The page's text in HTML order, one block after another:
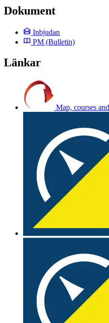
Dokument
Inbjudan
PM (Bulletin)
Länkar
Map, courses